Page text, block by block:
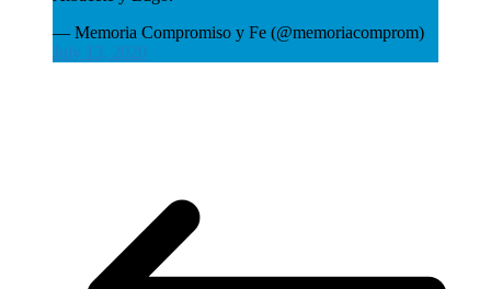
— Memoria Compromiso y Fe (@memoriacomprom)
July 13, 2020